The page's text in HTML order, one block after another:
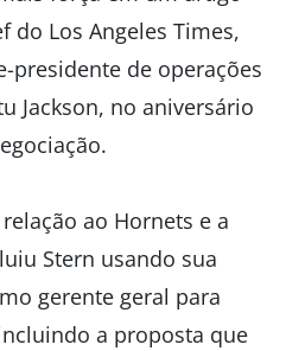
do Los Angeles Times,
presidente de operações
Jackson, no aniversário
ao Hornets e a
Stern usando sua
gerente geral para
a proposta que